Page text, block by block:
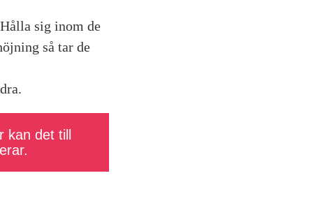
sig inom de
så tar de
det till